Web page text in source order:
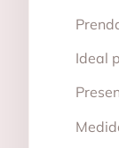
Ideal